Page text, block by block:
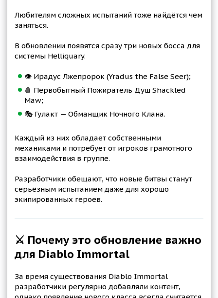
Любителям сложных испытаний тоже найдётся чем
заняться.
В обновлении появятся сразу три новых босса для
системы Helliquary.
👁️ Ирадус Лжепророк (Yradus the False Seer);
🩸 Первобытный Пожиратель Душ Shackled
Maw;
🎭 Гулакт — Обманщик Ночного Клана.
Каждый из них обладает собственными
механиками и потребует от игроков грамотного
взаимодействия в группе.
Разработчики обещают, что новые битвы станут
серьёзным испытанием даже для хорошо
экипированных героев.
⚔️ Почему это обновление важно
для Diablo Immortal
За время существования Diablo Immortal
разработчики регулярно добавляли контент,